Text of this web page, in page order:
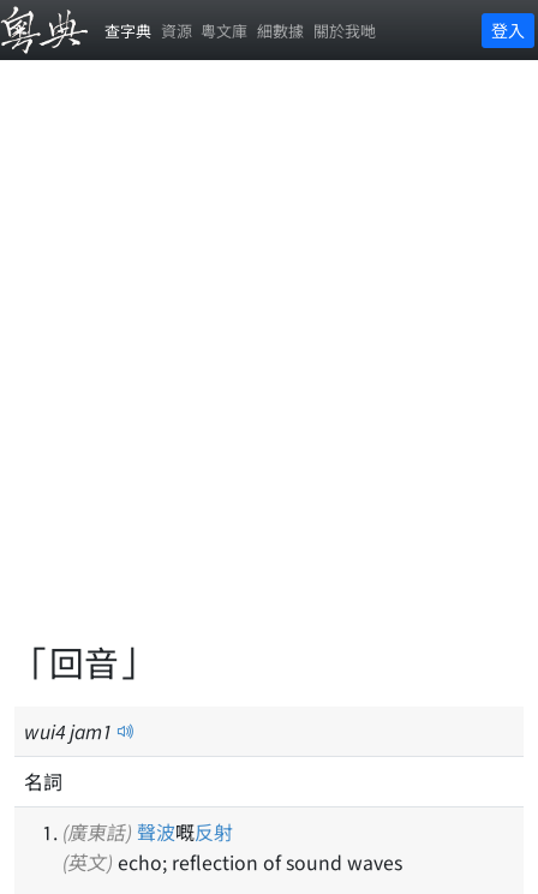
查字典 資源 粵文庫 細數據 關於我哋 登入
「回音」
wui4jam1
名詞
(廣東話) 聲波嘅反射
(英文) echo; reflection of sound waves